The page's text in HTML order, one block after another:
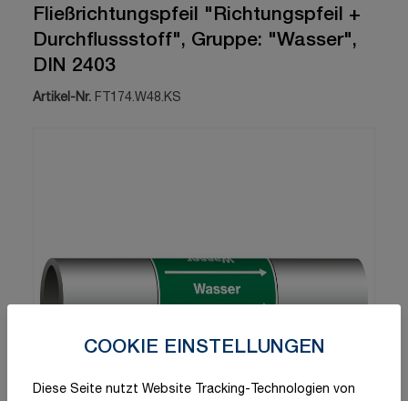
COOKIE EINSTELLUNGEN
Diese Seite nutzt Website Tracking-Technologien von
Fließrichtungspfeil "Richtungspfeil +
Durchflussstoff", Gruppe: "Wasser",
DIN 2403
Artikel-Nr. FT174.W48.KS